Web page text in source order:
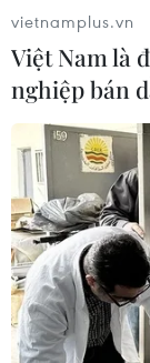
công khai và
nguyện
vietnamplus.vn
Việt Nam là
nghiệp bán